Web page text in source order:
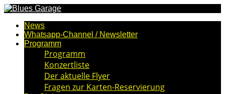
News
Whatsapp-Channel / Newsletter
Programm
Programm
Konzertliste
Der aktuelle Flyer
Fragen zur Karten-Reservierung